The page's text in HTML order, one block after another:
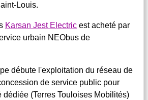
Louis.
Karsan Jest Electric est acheté par
urbain NEObus de
débute l'exploitation du réseau de
de service public pour
dédiée (Terres Touloises Mobilités)